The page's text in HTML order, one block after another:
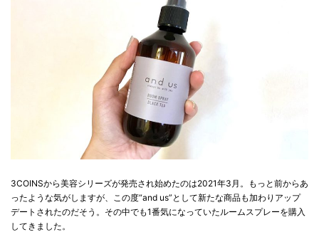
3COINSから美容シリーズが発売され始めたのは2021年3月。もっと前からあ
ったような気がしますが、この度“and us”として新たな商品も加わりアップ
デートされたのだそう。その中でも1番気になっていたルームスプレーを購入
してきました。